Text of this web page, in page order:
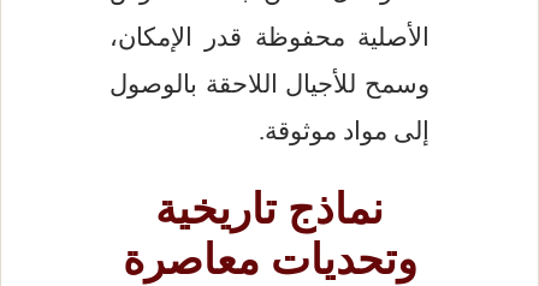
الأصلية محفوظة قدر الإمكان،
وسمح للأجيال اللاحقة بالوصول
إلى مواد موثوقة.
نماذج تاريخية
وتحديات معاصرة